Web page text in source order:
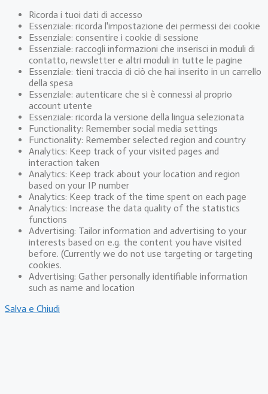
Ricorda i tuoi dati di accesso
Essenziale: ricorda l'impostazione dei permessi dei cookie
Essenziale: consentire i cookie di sessione
Essenziale: raccogli informazioni che inserisci in moduli di
contatto, newsletter e altri moduli in tutte le pagine
Essenziale: tieni traccia di ciò che hai inserito in un carrello
della spesa
Essenziale: autenticare che si è connessi al proprio
account utente
Essenziale: ricorda la versione della lingua selezionata
Functionality: Remember social media settings
Functionality: Remember selected region and country
Analytics: Keep track of your visited pages and
interaction taken
Analytics: Keep track about your location and region
based on your IP number
Analytics: Keep track of the time spent on each page
Analytics: Increase the data quality of the statistics
functions
Advertising: Tailor information and advertising to your
interests based on e.g. the content you have visited
before. (Currently we do not use targeting or targeting
cookies.
Advertising: Gather personally identifiable information
such as name and location
Salva e Chiudi